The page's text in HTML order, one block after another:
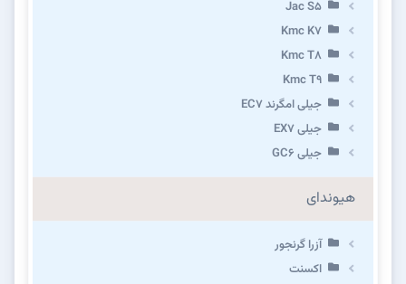
Jac S5
Kmc K7
Kmc T8
Kmc T9
جیلی امگرند EC7
جیلی EX7
جیلی GC6
هیوندای
آزرا گرنجور
اکسنت